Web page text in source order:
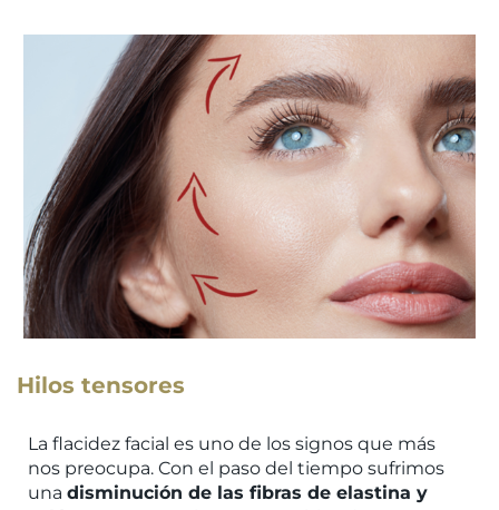
Hilos tensores
La flacidez facial es uno de los signos que más
nos preocupa. Con el paso del tiempo sufrimos
una disminución de las fibras de elastina y